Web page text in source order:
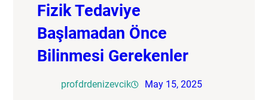
Fizik Tedaviye
Başlamadan Önce
Bilinmesi Gerekenler
profdrdenizevcik May 15, 2025